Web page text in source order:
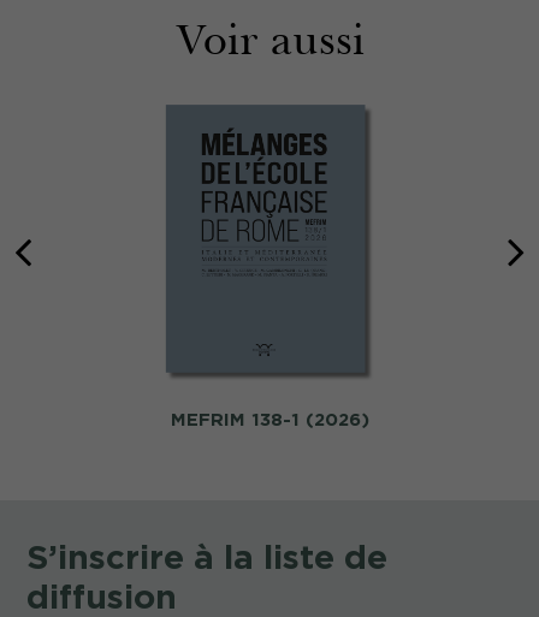
Voir aussi
MEFRIM 138-1 (2026)
S’inscrire à la liste de
diffusion